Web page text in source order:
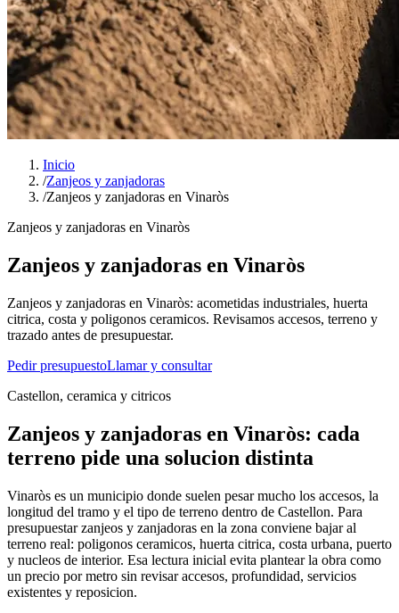
Inicio
/Zanjeos y zanjadoras
/Zanjeos y zanjadoras en Vinaròs
Zanjeos y zanjadoras en Vinaròs
Zanjeos y zanjadoras en Vinaròs
Zanjeos y zanjadoras en Vinaròs: acometidas industriales, huerta
citrica, costa y poligonos ceramicos. Revisamos accesos, terreno y
trazado antes de presupuestar.
Pedir presupuestoLlamar y consultar
Castellon, ceramica y citricos
Zanjeos y zanjadoras en Vinaròs: cada
terreno pide una solucion distinta
Vinaròs es un municipio donde suelen pesar mucho los accesos, la
longitud del tramo y el tipo de terreno dentro de Castellon. Para
presupuestar zanjeos y zanjadoras en la zona conviene bajar al
terreno real: poligonos ceramicos, huerta citrica, costa urbana, puerto
y nucleos de interior. Esa lectura inicial evita plantear la obra como
un precio por metro sin revisar accesos, profundidad, servicios
existentes y reposicion.